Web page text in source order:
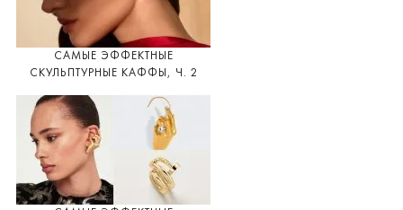
САМЫЕ ЭФФЕКТНЫЕ
СКУЛЬПТУРНЫЕ КАФФЫ, Ч. 2